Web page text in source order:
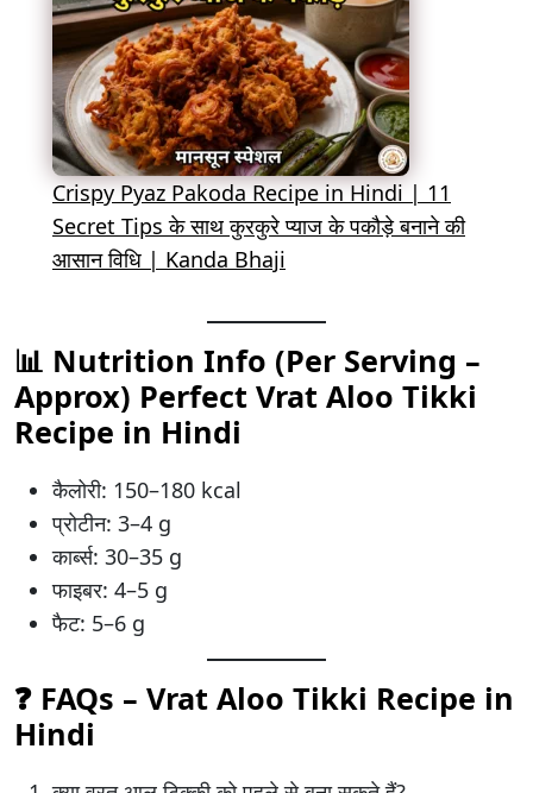
Crispy Pyaz Pakoda Recipe in Hindi | 11
Secret Tips के साथ कुरकुरे प्याज के पकौड़े बनाने की
आसान विधि | Kanda Bhaji
📊 Nutrition Info (Per Serving –
Approx) Perfect Vrat Aloo Tikki
Recipe in Hindi
कैलोरी: 150–180 kcal
प्रोटीन: 3–4 g
कार्ब्स: 30–35 g
फाइबर: 4–5 g
फैट: 5–6 g
❓ FAQs – Vrat Aloo Tikki Recipe in
Hindi